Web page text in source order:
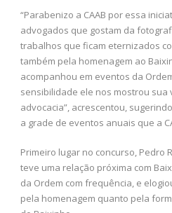
“Parabenizo a CAAB por essa
advogados que gostam da
trabalhos que ficam eternizados
também pela homenagem ao
acompanhou em eventos da
sensibilidade ele nos mostrou sua
advocacia”, acrescentou,
a grade de eventos anuais que a
Primeiro lugar no concurso, Pedro
teve uma relação próxima com
da Ordem com frequência, e
pela homenagem quanto pela